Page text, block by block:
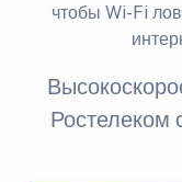
чтобы Wi-Fi
Ростелеком